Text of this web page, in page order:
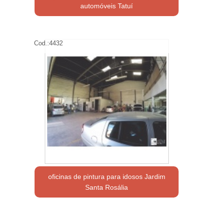
automóveis Tatuí
Cod.:4432
oficinas de pintura para idosos Jardim
Santa Rosália